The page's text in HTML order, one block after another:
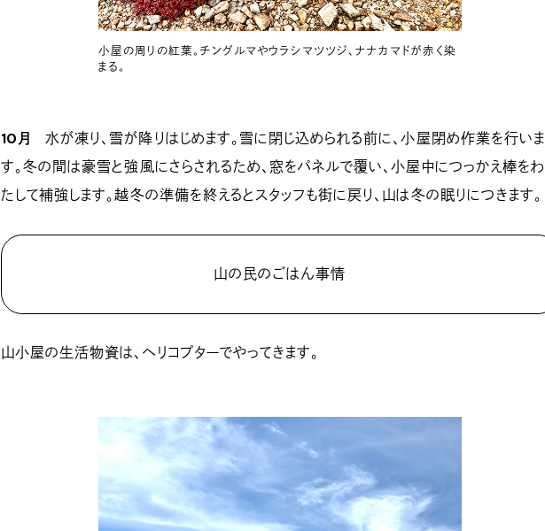
小屋の周りの紅葉。チングルマやウラシマツツジ、ナナカマドが赤く染
まる。
10月
水が凍り、雪が降りはじめます。雪に閉じ込められる前に、小屋閉め作業を行いま
す。冬の間は豪雪と強風にさらされるため、窓をパネルで覆い、小屋中につっかえ棒をわ
たして補強します。越冬の準備を終えるとスタッフも街に戻り、山は冬の眠りにつきます。
山の民のごはん事情
山小屋の生活物資は、ヘリコプターでやってきます。